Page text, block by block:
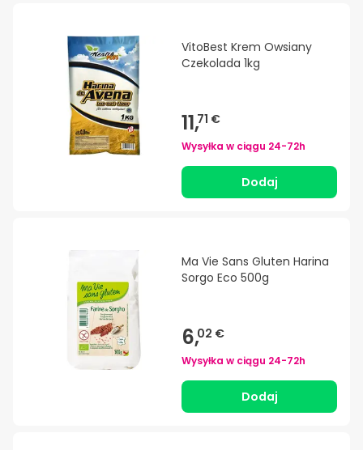
VitoBest Krem Owsiany
Czekolada 1kg
11,71 €
Wysyłka w ciągu 24-72h
Dodaj
Ma Vie Sans Gluten Harina
Sorgo Eco 500g
6,02 €
Wysyłka w ciągu 24-72h
Dodaj